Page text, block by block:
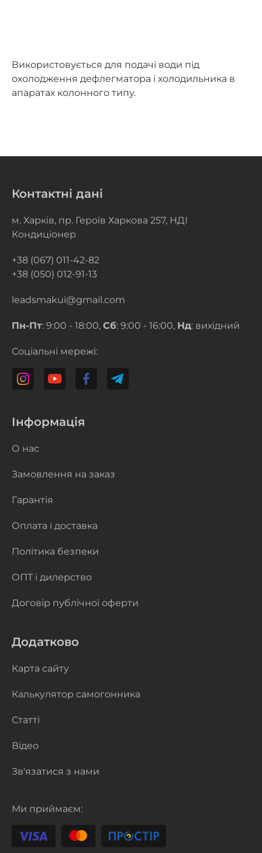
Використовується для подачі води під
охолодження дефлегматора і холодильника в
апаратах колонного типу.
Контактні дані
м. Харків, пр. Героїв Харкова 257, НДІ
Кондиціонер
+38 (067) 011-42-82
+38 (050) 012-91-13
leadsmakui@gmail.com
Пн-Пт: 9:00 - 18:00, Сб: 9:00 - 16:00, Нд: вихідний
Соціальні мережі:
Інформація
О нас
Замовлення на заказ
Гарантія
Оплата і доставка
Політика безпеки
ОПТ і дилерство
Договір публічної оферти
Додатково
Карта сайту
Калькулятор самогонника
Статті
Відео
Зв'язатися з нами
Ми приймаєм: